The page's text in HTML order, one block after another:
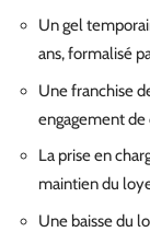
Un gel
ans, formalisé
Une franchise
engagement
La prise en
maintien du
Une baisse du